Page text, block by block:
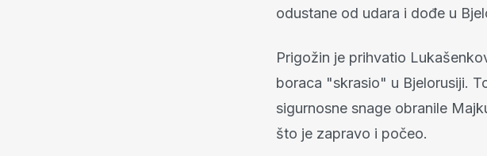
odustane od udara i dođe u
Prigožin je prihvatio
boraca "skrasio" u Bjelorusiji.
sigurnosne snage obranile
što je zapravo i počeo.